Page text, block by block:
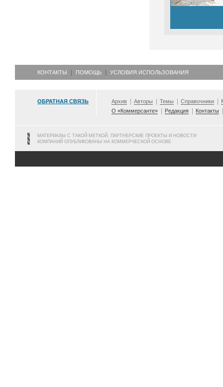
КОНТАКТЫ ПОМОЩЬ УСЛОВИЯ ИСПОЛЬЗОВАНИЯ
ОБРАТНАЯ СВЯЗЬ Архив Авторы Темы Справочники
О «Коммерсанте»
Редакция Контакты
МАТЕРИАЛЫ С ТАКОЙ МЕТКОЙ, ПАРТНЕРСКИЕ ПРОЕКТЫ И НОВОСТИ
КОМПАНИЙ ОПУБЛИКОВАНЫ НА КОММЕРЧЕСКОЙ ОСНОВЕ